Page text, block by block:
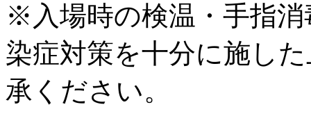
※入場時の検温・手指
染症対策を十分に施し
承ください。